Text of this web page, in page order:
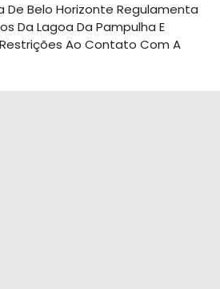
De Belo Horizonte Regulamenta
Da Lagoa Da Pampulha E
Ao Contato Com A